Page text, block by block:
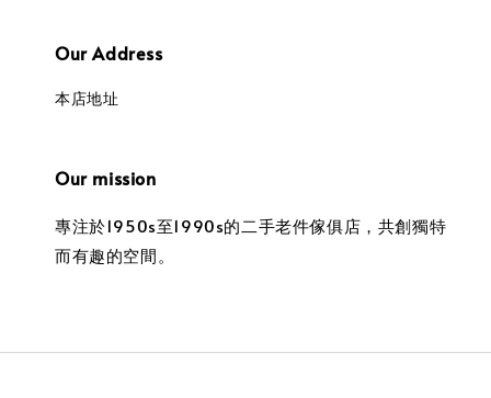
Our Address
本店地址
Our mission
專注於1950s至1990s的二手老件傢俱店，共創獨特
而有趣的空間。